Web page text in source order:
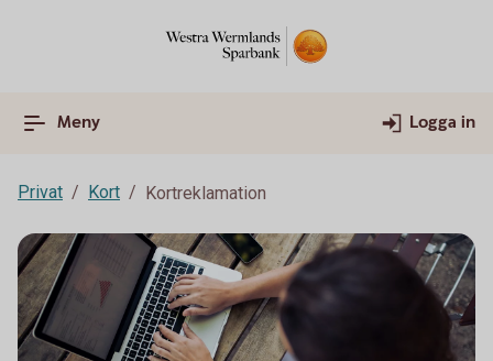
Meny Logga in
Privat Kort Kortreklamation